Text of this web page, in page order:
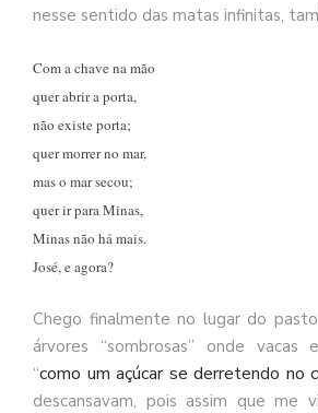
nesse sentido das matas infinitas,
Com a chave na mão
quer abrir a porta,
não existe porta;
quer morrer no mar,
mas o mar secou;
quer ir para Minas,
Minas não há mais.
José, e agora?
Chego finalmente no lugar do
árvores “sombrosas” onde vacas
“como um açúcar se derretendo no
descansavam, pois assim que me